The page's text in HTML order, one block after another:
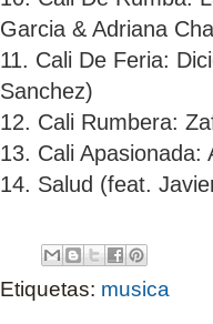
Garcia & Adriana
11. Cali De Feria:
Sanchez)
12. Cali Rumbera:
13. Cali
14. Salud (feat.
Etiquetas: musica